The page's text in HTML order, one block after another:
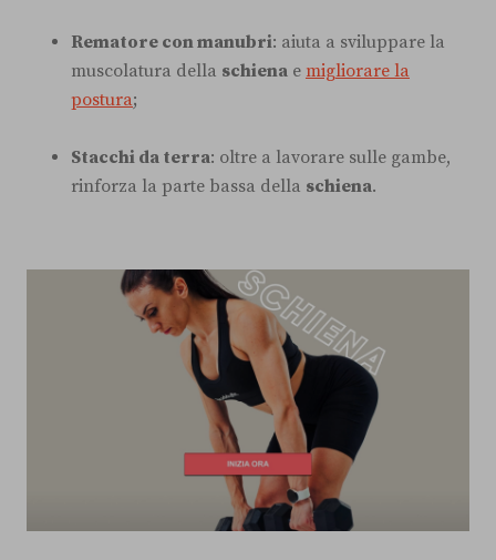
Rematore con manubri: aiuta a sviluppare la
muscolatura della schiena e migliorare la
postura;
Stacchi da terra: oltre a lavorare sulle gambe,
rinforza la parte bassa della schiena.